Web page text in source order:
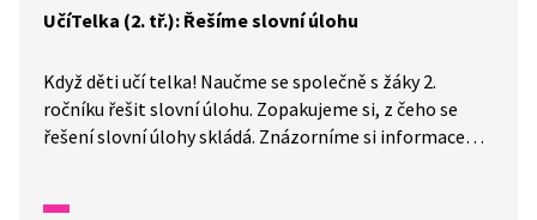
UčíTelka (2. tř.): Řešíme slovní úlohu
Když děti učí telka! Naučme se společně s žáky 2.
ročníku řešit slovní úlohu. Zopakujeme si, z čeho se
řešení slovní úlohy skládá. Znázorníme si informace